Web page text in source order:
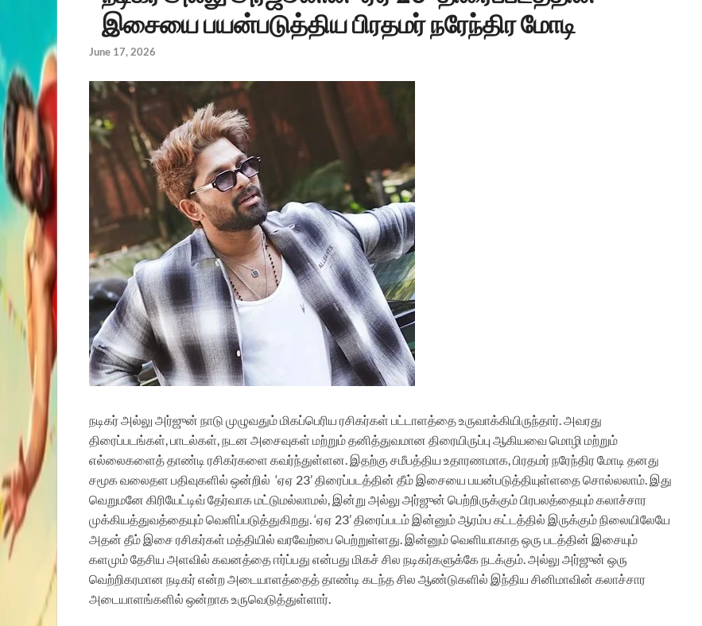
இசையை பயன்படுத்திய பிரதமர் நரேந்திர மோடி
June 17, 2026
நடிகர் அல்லு அர்ஜுன் நாடு முழுவதும் மிகப்பெரிய ரசிகர்கள் பட்டாளத்தை உருவாக்கியிருந்தார். அவரது
திரைப்படங்கள், பாடல்கள், நடன அசைவுகள் மற்றும் தனித்துவமான திரையிருப்பு ஆகியவை மொழி மற்றும்
எல்லைகளைத் தாண்டி ரசிகர்களை கவர்ந்துள்ளன. இதற்கு சமீபத்திய உதாரணமாக, பிரதமர் நரேந்திர மோடி தனது
சமூக வலைதள பதிவுகளில் ஒன்றில் ‘ஏஏ 23’ திரைப்படத்தின் தீம் இசையை பயன்படுத்தியுள்ளதை சொல்லலாம். இது
வெறுமனே கிரியேட்டிவ் தேர்வாக மட்டுமல்லாமல், இன்று அல்லு அர்ஜுன் பெற்றிருக்கும் பிரபலத்தையும் கலாச்சார
முக்கியத்துவத்தையும் வெளிப்படுத்துகிறது. ‘ஏஏ 23’ திரைப்படம் இன்னும் ஆரம்ப கட்டத்தில் இருக்கும் நிலையிலேயே
அதன் தீம் இசை ரசிகர்கள் மத்தியில் வரவேற்பை பெற்றுள்ளது. இன்னும் வெளியாகாத ஒரு படத்தின் இசையும்
களமும் தேசிய அளவில் கவனத்தை ஈர்ப்பது என்பது மிகச் சில நடிகர்களுக்கே நடக்கும். அல்லு அர்ஜுன் ஒரு
வெற்றிகரமான நடிகர் என்ற அடையாளத்தைத் தாண்டி கடந்த சில ஆண்டுகளில் இந்திய சினிமாவின் கலாச்சார
அடையாளங்களில் ஒன்றாக உருவெடுத்துள்ளார்.